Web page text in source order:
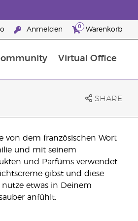
Anmelden 0 Warenkorb
Virtual Office
SHARE
von dem französischen Wort
und mit seinem
und Parfüms verwendet.
gibst und diese
etwas in Deinem
anfühlt.